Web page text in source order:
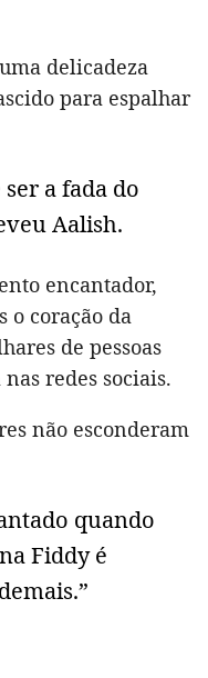
delicadeza
para espalhar
a fada do
Aalish.
encantador,
o coração da
de pessoas
redes sociais.
não esconderam
quando
Fiddy é